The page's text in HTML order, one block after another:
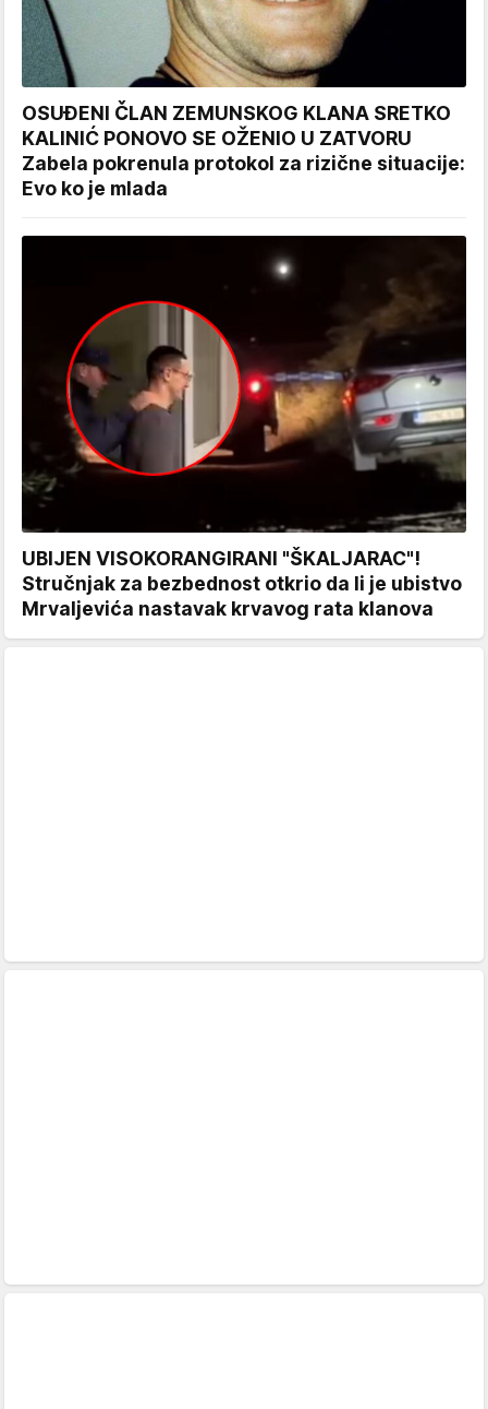
OSUĐENI ČLAN ZEMUNSKOG KLANA SRETKO
KALINIĆ PONOVO SE OŽENIO U ZATVORU
Zabela pokrenula protokol za rizične situacije:
Evo ko je mlada
UBIJEN VISOKORANGIRANI "ŠKALJARAC"!
Stručnjak za bezbednost otkrio da li je ubistvo
Mrvaljevića nastavak krvavog rata klanova